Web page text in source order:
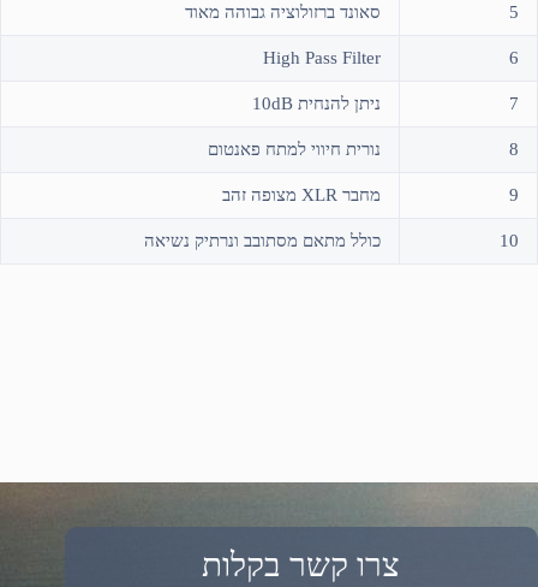
5 סאונד ברזולוציה גבוהה מאוד
6
High Pass Filter
7 ניתן להנחית 10dB
8 נורית חיווי למתח פאנטום
9 מחבר XLR מצופה זהב
10 כולל מתאם מסתובב ונרתיק נשיאה
צרו קשר בקלות